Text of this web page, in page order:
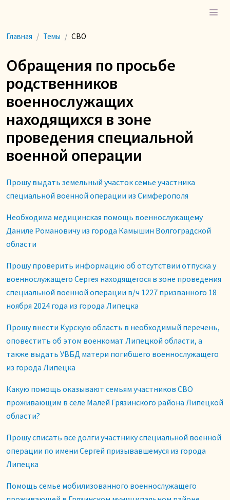
Главная Темы СВО
Обращения по просьбе
родственников
военнослужащих
находящихся в зоне
проведения специальной
военной операции
Прошу выдать земельный участок семье участника
специальной военной операции из Симферополя
Необходима медицинская помощь военнослужащему
Даниле Романовичу из города Камышин Волгоградской
области
Прошу проверить информацию об отсутствии отпуска у
военнослужащего Сергея находящегося в зоне проведения
специальной военной операции в/ч 1227 призванного 18
ноября 2024 года из города Липецка
Прошу внести Курскую область в необходимый перечень,
оповестить об этом военкомат Липецкой области, а
также выдать УВБД матери погибшего военнослужащего
из города Липецка
Какую помощь оказывают семьям участников СВО
проживающим в селе Малей Грязинского района Липецкой
области?
Прошу списать все долги участнику специальной военной
операции по имени Сергей призывавшемуся из города
Липецка
Помощь семье мобилизованного военнослужащего